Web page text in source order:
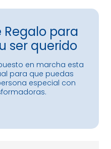
Regalo para
ser querido
en marcha esta
para que puedas
especial con